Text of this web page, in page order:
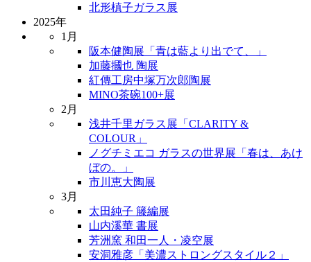
北形槙子ガラス展
2025年
1月
阪本健陶展「青は藍より出でて、」
加藤摑也 陶展
紅傳工房中塚万次郎陶展
MINO茶碗100+展
2月
浅井千里ガラス展「CLARITY &
COLOUR」
ノグチミエコ ガラスの世界展「春は、あけ
ぼの。」
市川恵大陶展
3月
太田純子 籐編展
山内溪華 書展
芳洲窯 和田一人・凌空展
安洞雅彦「美濃ストロングスタイル２」